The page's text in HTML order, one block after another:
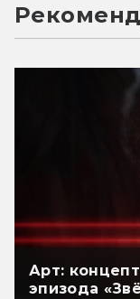
Арт:
эпизода